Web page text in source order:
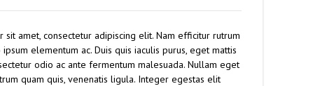
sit amet, consectetur adipiscing elit. Nam efficitur rutrum
elementum ac. Duis quis iaculis purus, eget mattis
odio ac ante fermentum malesuada. Nullam eget
quam quis, venenatis ligula. Integer egestas elit